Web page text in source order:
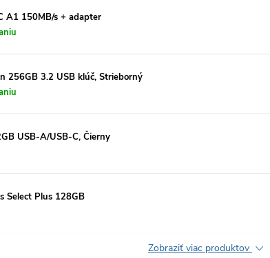
A1 150MB/s + adapter
256GB 3.2 USB klúč, Strieborný
USB-A/USB-C, Čierny
Select Plus 128GB
Zobraziť viac produktov